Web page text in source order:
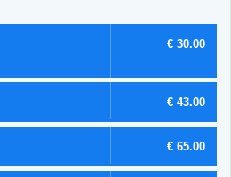
€ 30.00
€ 43.00
€ 65.00